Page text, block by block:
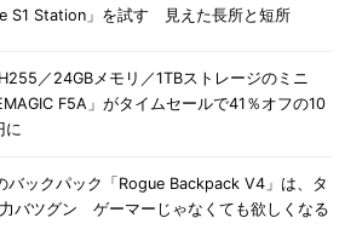
S1 Station」を試す 見えた長所と短所
／24GBメモリ／1TBストレージのミニ
F5A」がタイムセールで41％オフの10
に
バックパック「Rogue Backpack V4」は、タ
バツグン ゲーマーじゃなくても欲しくなる